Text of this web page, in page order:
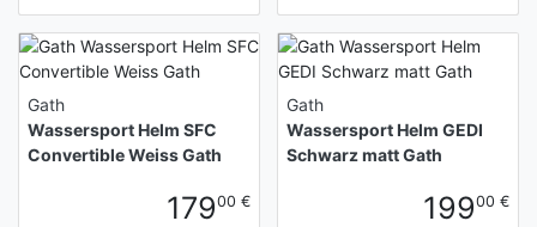
Gath
Wassersport Helm SFC
Convertible Weiss Gath
17900 €
Gath
Wassersport Helm GEDI
Schwarz matt Gath
19900 €